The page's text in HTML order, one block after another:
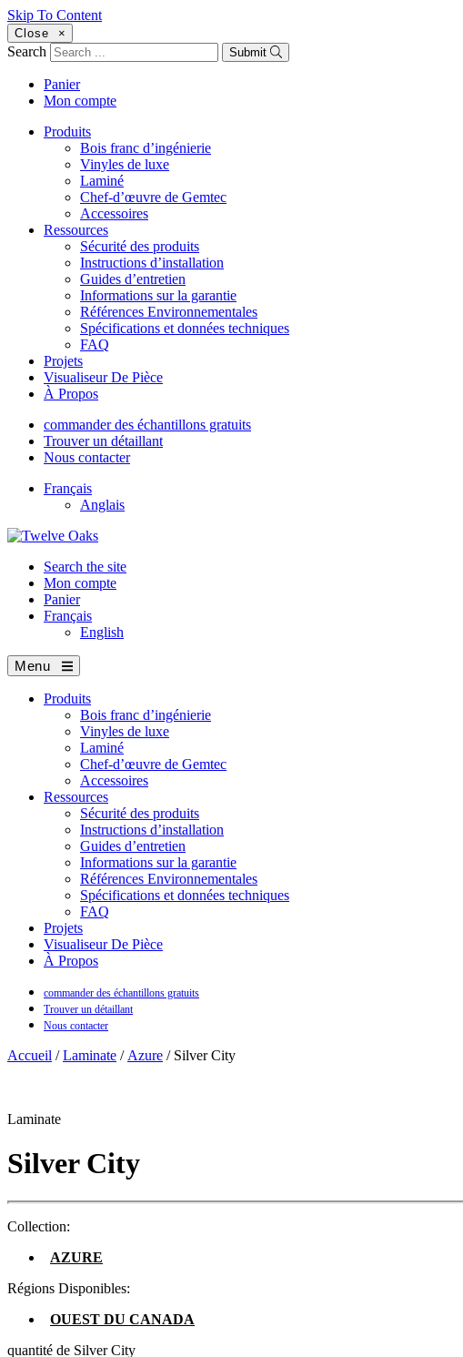
Skip To Content
Close ×
Search Submit
Panier
Mon compte
Produits
Bois franc d’ingénierie
Vinyles de luxe
Laminé
Chef-d’œuvre de Gemtec
Accessoires
Ressources
Sécurité des produits
Instructions d’installation
Guides d’entretien
Informations sur la garantie
Références Environnementales
Spécifications et données techniques
FAQ
Projets
Visualiseur De Pièce
À Propos
commander des échantillons gratuits
Trouver un détaillant
Nous contacter
Français
Anglais
Search the site
Mon compte
Panier
Français
English
Menu
Produits
Bois franc d’ingénierie
Vinyles de luxe
Laminé
Chef-d’œuvre de Gemtec
Accessoires
Ressources
Sécurité des produits
Instructions d’installation
Guides d’entretien
Informations sur la garantie
Références Environnementales
Spécifications et données techniques
FAQ
Projets
Visualiseur De Pièce
À Propos
commander des échantillons gratuits
Trouver un détaillant
Nous contacter
Accueil /Laminate / Azure / Silver City
Laminate
Silver City
Collection:
AZURE
Régions Disponibles:
OUEST DU CANADA
quantité de Silver City